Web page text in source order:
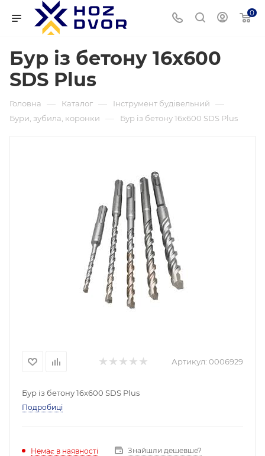
0
Бур із бетону 16х600
SDS Plus
Головна — Каталог — Інструмент будівельний —
Бури, зубила, коронки — Бур із бетону 16х600 SDS Plus
Артикул: 0006929
Бур із бетону 16х600 SDS Plus
Подробиці
Немає в наявності Знайшли дешевше?